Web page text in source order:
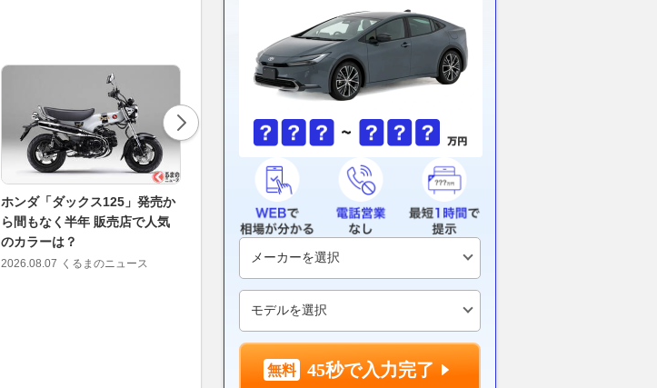
ホンダ「ダックス125」発売か
ら間もなく半年 販売店で人気
のカラーは？
2026.08.07 くるまのニュース
Uターンが怖くなくなる167kg
の超軽量ボディフルカウル! 普
段使いも安心のフレンドリース
ポーツ、カワサキ「ニンジャ
400」2027モデルが価格据え置
6カ月ぶりに前年実績を上回っ
た輸入車マーケット。輸入ブラ
ンド首位はトヨタ！（2026年6
月・ブランド別輸入乗用車販売
TOP20 ）
45秒で入力完了